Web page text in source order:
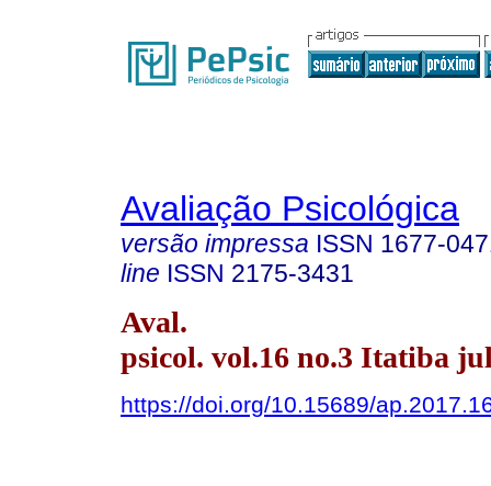
Avaliação Psicológica
versão impressa ISSN 1677-
line ISSN 2175-3431
Aval.
psicol. vol.16 no.3 Itatiba
https://doi.org/10.15689/